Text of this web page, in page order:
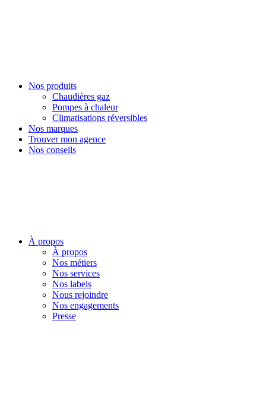
Nos produits
Chaudières gaz
Pompes à chaleur
Climatisations réversibles
Nos marques
Trouver mon agence
Nos conseils
À propos
À propos
Nos métiers
Nos services
Nos labels
Nous rejoindre
Nos engagements
Presse